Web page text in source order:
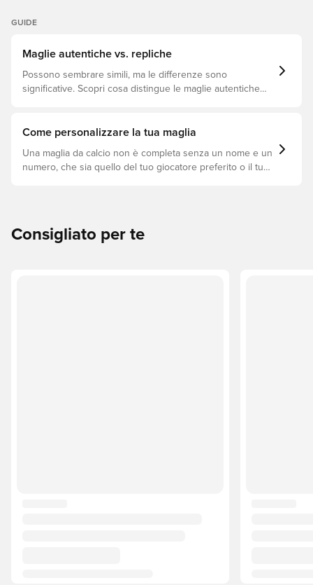
GUIDE
Maglie autentiche vs. repliche
Possono sembrare simili, ma le differenze sono
significative. Scopri cosa distingue le maglie autentiche
Come personalizzare la tua maglia
Una maglia da calcio non è completa senza un nome e un
numero, che sia quello del tuo giocatore preferito o il tuo.
Consigliato per te